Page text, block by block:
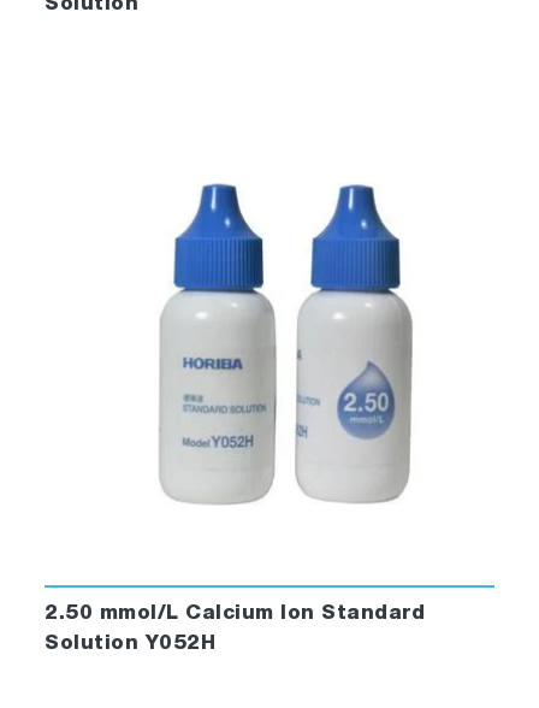
Solution
2.50 mmol/L Calcium Ion Standard
Solution Y052H